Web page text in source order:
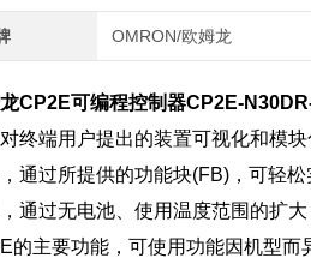
OMRON/欧姆龙
CP2E可编程控制器CP2E-
终端用户提出的装置可视化和模
通过所提供的功能块(FB)，可轻松
通过无电池、使用温度范围的扩
的主要功能，可使用功能因机型而